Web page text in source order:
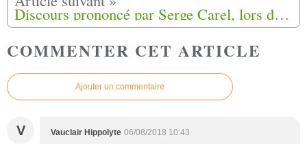
Discours prononcé par Serge Carel, lors de la réunion préparatoire le 8 mars 2018 aux Invalides.
COMMENTER CET ARTICLE
Ajouter un commentaire
V Vauclair Hippolyte 06/08/2018 10:43